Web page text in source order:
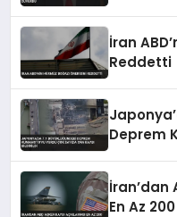
İran
Reddetti
Deprem
İran’dan
En Az